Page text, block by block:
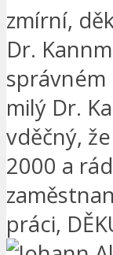
zmírní,
Dr.
milý Dr.
vděčný,
2000 a
práci,